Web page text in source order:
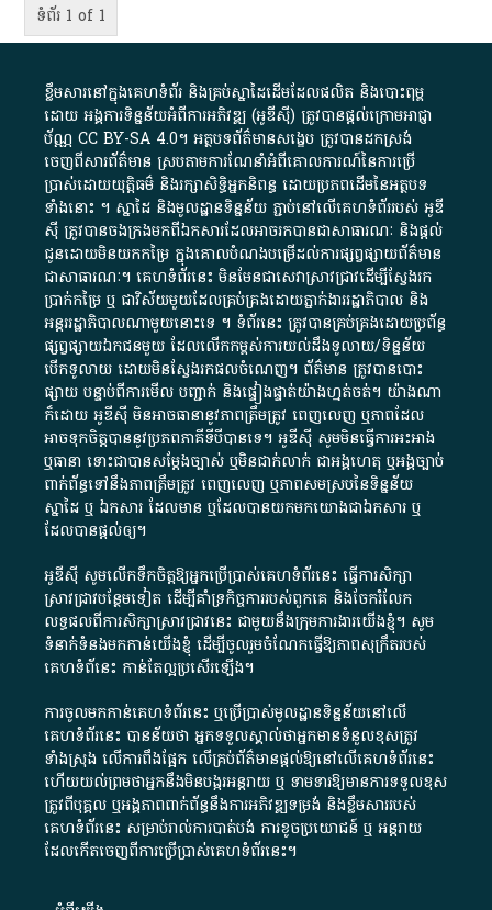
ទំព័រ 1 of 1
ខ្លឹមសារ​នៅ​ក្នុង​គេហទំព័រ និង​គ្រប់​ស្នា​ដៃ​ដើម​ដែល​ផលិត​ និង​បោះពុម្ព​
ដោយ​ អង្គការ​ទិន្នន័យ​អំពី​ការអភិវឌ្ឍ​​ (អូ​ឌី​ស៊ី)​ ត្រូវ​បាន​ផ្តល់​ក្រោម​អាជ្ញា
ប័ណ្ណ​CC BY-SA 4.0។​ អត្ថបទ​ព័ត៌មាន​សង្ខេប​ ត្រូវ​បាន​ដកស្រង់​
ចេញពី​សារព័ត៌មាន ស្របតាមការ​ណែនាំ​អំពី​គោលការណ៍​នៃ​ការ​ប្រើ
ប្រាស់​ដោយ​យុត្តិធម៌​ និង​រក្សាសិទ្ធិអ្នកនិពន្ធ ដោយ​ប្រភពដើម​នៃ​​អត្ថបទ
ទាំង​នោះ​ ។​ ស្នាដៃ​ និង​មូលដ្ឋាន​ទិន្នន័យ ​ភ្ជាប់​នៅ​លើ​គេហទំព័រ​របស់​ អូ​ឌី​
ស៊ី​ ត្រូវ​បាន​ចងក្រង​មក​ពី​ឯកសារ​ដែល​អាច​រក​បានជា​សាធារណៈ​ និង​ផ្តល់​
ជូន​ដោយ​មិន​យក​កម្រៃ​ ក្នុង​គោលបំណង​បម្រើ​ដល់ការ​ផ្សព្វផ្សាយ​ព័ត៌មាន​
ជា​សាធារណៈ​។​ គេហទំព័រ​នេះ​ មិនមែន​ជា​សេវា​ស្រាវជ្រាវ​ដើម្បី​ស្វែងរក
ប្រាក់​កម្រៃ​ ឬ​ ជា​វិស័យ​មួយ​ដែល​គ្រប់គ្រង​ដោយ​ភ្នាក់ងារ​រដ្ឋាភិបាល​ និង ​
អន្តររដ្ឋាភិបាល​ណាមួយ​នោះ​ទេ ​។​ ទំព័រ​នេះ​ ត្រូវ​បាន​គ្រប់គ្រង​ដោយ​ប្រព័ន្ធ​
ផ្សព្វផ្សាយ​ឯកជន​មួយ​ ដែល​លើកកម្ពស់​ការ​យល់​ដឹង​ទូលាយ​/​ទិន្នន័យ​
បើក​ទូលាយ​ ដោយ​មិនស្វែង​រក​ផល​ចំណេញ​។​ ព័ត៌មាន​ ត្រូវ​បាន​បោះ
ផ្សាយ​ បន្ទាប់​ពី​ការ​មើល​ បញ្ជាក់​ និង​ផ្ទៀងផ្ទាត់​យ៉ាង​ហ្មត់ចត់​។​ យ៉ាងណា​
ក៏​ដោយ​ អូ​ឌី​ស៊ី​ មិន​អាច​ធានា​នូវ​ភាព​ត្រឹមត្រូវ​ ពេញលេញ​ ឬ​ភាព​ដែល​
អាច​ទុកចិត្ត​បាននូវ​ប្រភព​ភាគី​ទី​បី​បាន​ទេ​។​ អូ​ឌី​ស៊ី​ សូម​មិន​ធ្វើការ​អះអាង​
ឬ​ធានា​ ទោះជា​បាន​សម្តែង​ច្បាស់​ ឬ​មិន​ជាក់លាក់​ ជា​អង្គហេតុ​ ឬ​អង្គច្បាប់​
ពាក់ព័ន្ធ​ទៅ​នឹង​ភាព​ត្រឹមត្រូវ​ ពេញលេញ​ ឬ​ភាព​សម​ស្រប​នៃ​ទិន្នន័យ​
ស្នាដៃ​ ឬ​ ឯកសារ​ ដែល​មាន​ ឬ​ដែល​បាន​យក​មក​យោង​ជា​ឯកសារ​ ឬ​
ដែល​បាន​ផ្តល់​ឲ្យ​។
អូឌីស៊ី សូមលើកទឹកចិត្តឱ្យអ្នកប្រើប្រាស់គេហទំព័រនេះ ធ្វើការសិក្សា
ស្រាវជ្រាវបន្ថែមទៀត ដើម្បីគាំទ្រកិច្ចការ​របស់ពួកគេ និងចែករំលែក
លទ្ធផលពីការសិក្សាស្រាវជ្រាវនេះ ជាមួយនឹងក្រុមការងារយើងខ្ញុំ។ សូម
ទំនាក់ទំនងមកកាន់យើងខ្ញុំ ដើម្បីចូលរួមចំណែកធ្វើឱ្យភាពសុក្រឹតរបស់
គេហទំព័នេះ កាន់តែល្អប្រសើរឡើង។
ការចូលមកកាន់គេហទំព័រនេះ ឬប្រើប្រាស់មូលដ្ឋានទិន្នន័យនៅលើ
គេហទំព័រនេះ បានន័យថា អ្នកទទួលស្គាល់ថាអ្នកមានទំនួលខុសត្រូវ
ទាំងស្រុង លើការពឹងផ្អែក លើគ្រប់ព័ត៌មានផ្តល់ឱ្យនៅលើគេហទំព័រនេះ
ហើយយល់ព្រមថាអ្នកនឹងមិនបង្ករអន្តរាយ ឬ ទាមទារ​ឱ្យមានការទទួលខុស​
ត្រូវពីបុគ្គល ឬអង្គភាពពាក់ព័ន្ធនឹងការអភិវឌ្ឍទម្រង់ និងខ្លឹមសាររបស់
គេហទំព័រនេះ សម្រាប់រាល់ការបាត់បង់ ការខូចប្រយោជន៍ ឬ អន្តរាយ
ដែលកើតចេញពីការប្រើប្រាស់គេហទំព័រនេះ។